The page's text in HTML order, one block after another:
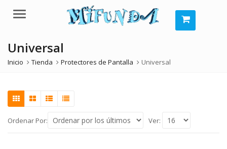
Menú
Universal
Inicio Tienda Protectores de Pantalla Universal
Ordenar Por: Ver: